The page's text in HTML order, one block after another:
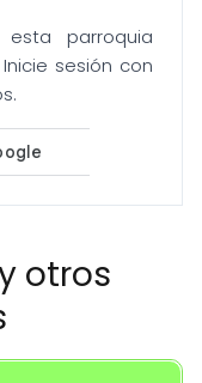
parroquia
sesión con
otros